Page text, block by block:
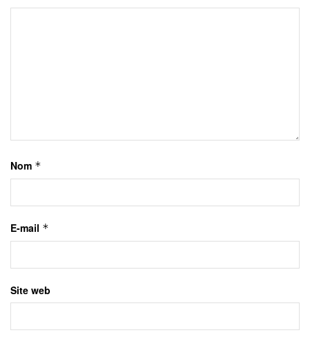
Nom *
E-mail *
Site web